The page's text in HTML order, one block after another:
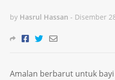
by Hasrul Hassan - Disember
Amalan berbarut untuk